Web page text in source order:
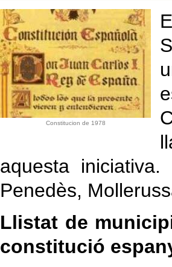
Constitucion de 1978
aquesta
Penedès,
Llistat de
constitució